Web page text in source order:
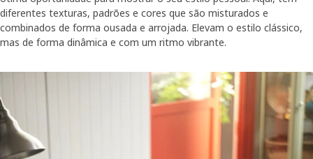
diferentes texturas, padrões e cores que são misturados e
combinados de forma ousada e arrojada. Elevam o estilo clássico,
mas de forma dinâmica e com um ritmo vibrante.